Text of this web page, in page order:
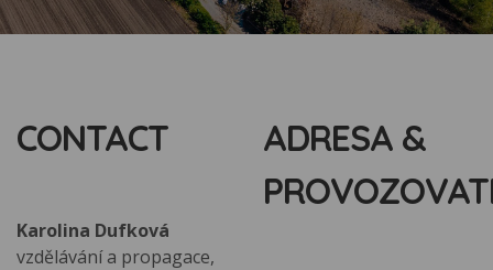
CONTACT
Karolina Dufková
vzdělávání a propagace,
ADRESA &